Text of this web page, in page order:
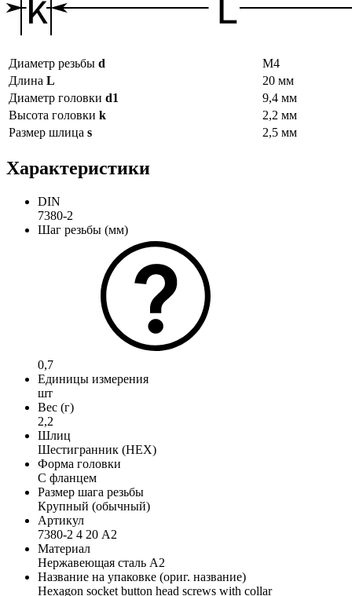
Диаметр резьбы d
М4
Длина L
20 мм
Диаметр головки d1
9,4 мм
Высота головки k
2,2 мм
Размер шлица s 2,5 мм
Характеристики
DIN
7380-2
Шаг резьбы (мм)
0,7
Единицы измерения
шт
Вес (г)
2,2
Шлиц
Шестигранник (HEX)
Форма головки
С фланцем
Размер шага резьбы
Крупный (обычный)
Артикул
7380-2 4 20 А2
Материал
Нержавеющая сталь А2
Название на упаковке (ориг. название)
Hexagon socket button head screws with collar